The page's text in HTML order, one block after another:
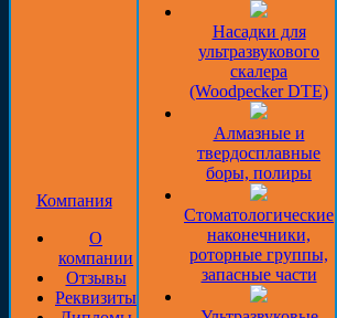
Компания
О
компании
Отзывы
Реквизиты
Насадки для
ультразвукового
скалера
(Woodpecker DTE)
Алмазные и
твердосплавные
боры, полиры
Стоматологические
наконечники,
роторные группы,
запасные части